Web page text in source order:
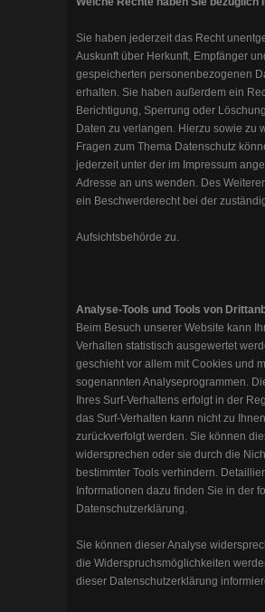
Sie haben jederzeit das Recht
Auskunft über Herkunft, Empfänger
gespeicherten personenbezogenen
erhalten. Sie haben außerdem ein
Berichtigung, Sperrung oder
Daten zu verlangen. Hierzu sowie zu
Fragen zum Thema Datenschutz
jederzeit unter der im Impressum
Adresse an uns wenden. Des
ein Beschwerderecht bei der
Aufsichtsbehörde zu.
Analyse-Tools und Tools von
Beim Besuch unserer Website kann
Verhalten statistisch ausgewertet
geschieht vor allem mit Cookies und
sogenannten Analyseprogrammen.
Ihres Surf-Verhaltens erfolgt in der
das Surf-Verhalten kann nicht zu Ihnen
zurückverfolgt werden. Sie können
widersprechen oder sie durch die
bestimmter Tools verhindern.
Informationen dazu finden Sie in der
Datenschutzerklärung.
Sie können dieser Analyse
die Widerspruchsmöglichkeiten
dieser Datenschutzerklärung